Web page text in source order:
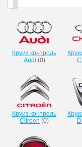
Круиз контроль
Audi (0)
Круиз контроль
Citroen (0)